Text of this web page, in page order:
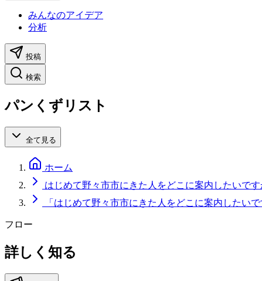
みんなのアイデア
分析
投稿
検索
パンくずリスト
全て見る
ホーム
はじめて野々市市にきた人をどこに案内したいです
「はじめて野々市市にきた人をどこに案内したい
フロー
詳しく知る